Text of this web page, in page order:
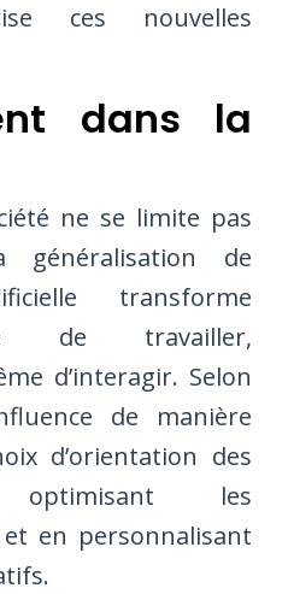
ces nouvelles
dans la
ne se limite pas
généralisation de
transforme
de travailler,
d’interagir. Selon
de manière
d’orientation des
les
en personnalisant